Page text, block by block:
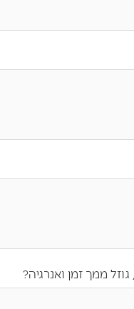
ממך זמן ואנרגיה?